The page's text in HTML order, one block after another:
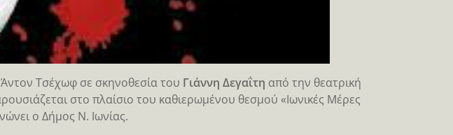
Τσέχωφ σε σκηνοθεσία του Γιάννη Δεγαΐτη από την θεατρική
στο πλαίσιο του καθιερωμένου θεσμού «Ιωνικές Μέρες
ο Δήμος Ν. Ιωνίας.